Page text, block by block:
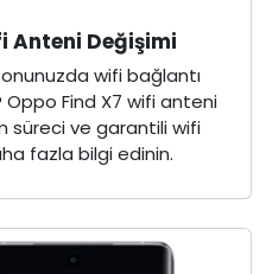
Anteni Değişimi
wifi bağlantı
Oppo Find X7 wifi anteni
süreci ve garantili wifi
fazla bilgi edinin.